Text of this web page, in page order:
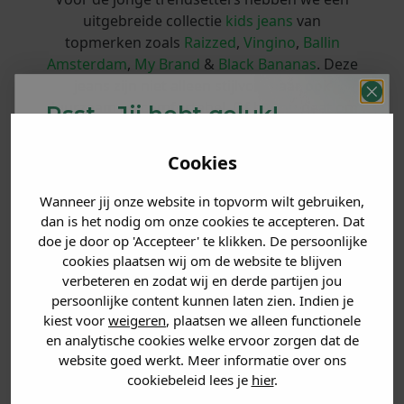
Cookies
Wanneer jij onze website in topvorm wilt gebruiken,
dan is het nodig om onze cookies te accepteren. Dat
doe je door op 'Accepteer' te klikken. De persoonlijke
cookies plaatsen wij om de website te blijven
verbeteren en zodat wij en derde partijen jou
persoonlijke content kunnen laten zien. Indien je
kiest voor weigeren, plaatsen we alleen functionele
en analytische cookies welke ervoor zorgen dat de
website goed werkt. Meer informatie over ons
cookiebeleid lees je hier.
uitgebreide collectie kids jeans van
topmerken zoals Raizzed, Vingino, Ballin
Amsterdam, My Brand & Black Bananas. Deze
duurzaam en comfortabel. Of het nu gaat om
voor elk kind de perfecte jeans. Onze jeans
zijn gemaakt van hoogwaardige materialen en
zijn verkrijgbaar in verschillende kleuren en
wassingen. Zo kunnen kinderen hun eigen stijl
creëren en zich zelfverzekerd voelen in hun
outfit. Ontdek onze collectie kids jeans en
geef jouw kinderen de perfecte basis voor een
trendy look!
Populaire Merken
Psst... Jij hebt geluk!
Welke mystery
krijg jij? (Tot-30%
Vertel ons waar je naar op
zoek bent. 👇
Heren kleding
Dames kleding